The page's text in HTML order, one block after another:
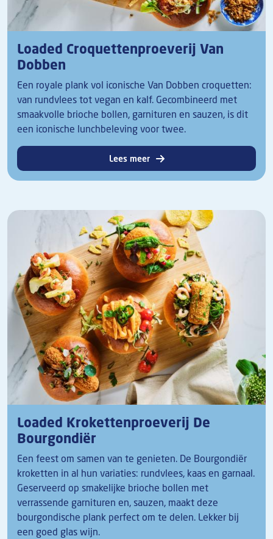
Loaded Croquettenproeverij Van
Dobben
Een royale plank vol iconische Van Dobben croquetten:
van rundvlees tot vegan en kalf. Gecombineerd met
smaakvolle brioche bollen, garnituren en sauzen, is dit
een iconische lunchbeleving voor twee.
Lees meer
Loaded Krokettenproeverij De
Bourgondiër
Een feest om samen van te genieten. De Bourgondiër
kroketten in al hun variaties: rundvlees, kaas en garnaal.
Geserveerd op smakelijke brioche bollen met
verrassende garnituren en, sauzen, maakt deze
bourgondische plank perfect om te delen. Lekker bij
een goed glas wijn.